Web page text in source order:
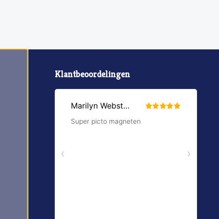
Klantbeoordelingen